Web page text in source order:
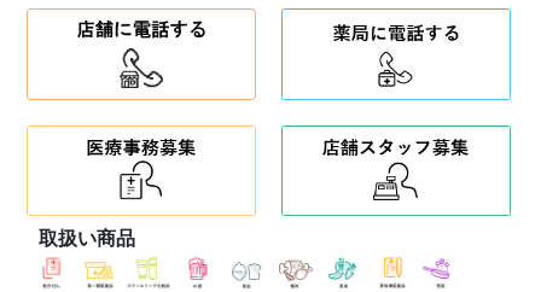
取扱い商品